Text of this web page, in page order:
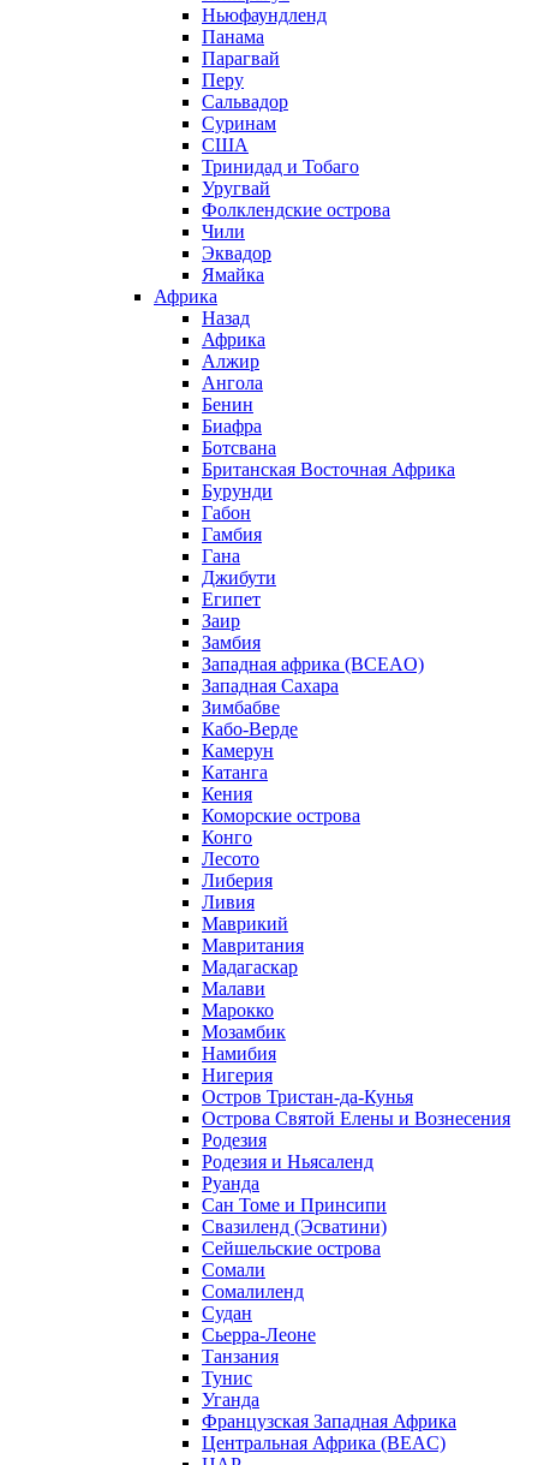
Ньюфаундленд
Панама
Парагвай
Перу
Сальвадор
Суринам
США
Тринидад и Тобаго
Уругвай
Фолклендские острова
Чили
Эквадор
Ямайка
Африка
Назад
Африка
Алжир
Ангола
Бенин
Биафра
Ботсвана
Британская Восточная Африка
Бурунди
Габон
Гамбия
Гана
Джибути
Египет
Заир
Замбия
Западная африка (BCEAO)
Западная Сахара
Зимбабве
Кабо-Верде
Камерун
Катанга
Кения
Коморские острова
Конго
Лесото
Либерия
Ливия
Маврикий
Мавритания
Мадагаскар
Малави
Марокко
Мозамбик
Намибия
Нигерия
Остров Тристан-да-Кунья
Острова Святой Елены и Вознесения
Родезия
Родезия и Ньясаленд
Руанда
Сан Томе и Принсипи
Свазиленд (Эсватини)
Сейшельские острова
Сомали
Сомалиленд
Судан
Сьерра-Леоне
Танзания
Тунис
Уганда
Французская Западная Африка
Центральная Африка (BEAC)